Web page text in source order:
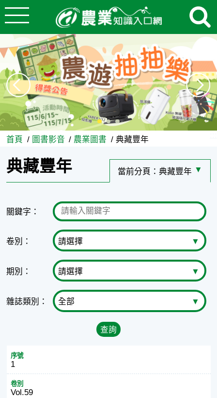
跳到主要內容
典藏豐年 - 農業知識入口網
首頁 圖書影音 農業圖書 典藏豐年
典藏豐年 當前分頁： 典藏豐年 選擇
關鍵字：
卷別：
期別：
雜誌類別：
查詢
序號
1
卷別
Vol.59